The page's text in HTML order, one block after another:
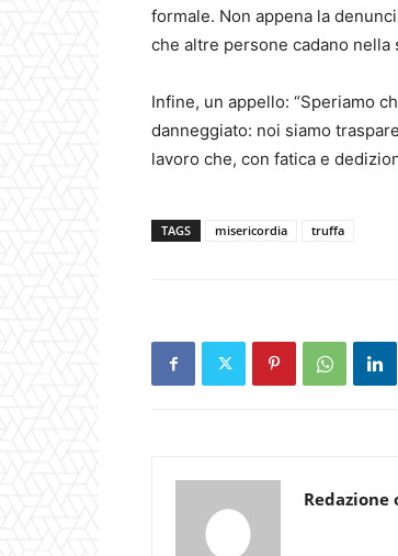
formale. Non appena la
che altre persone cadano nella
Infine, un appello: “Speriamo
danneggiato: noi siamo
lavoro che, con fatica e
TAGS misericordia truffa
Redazione